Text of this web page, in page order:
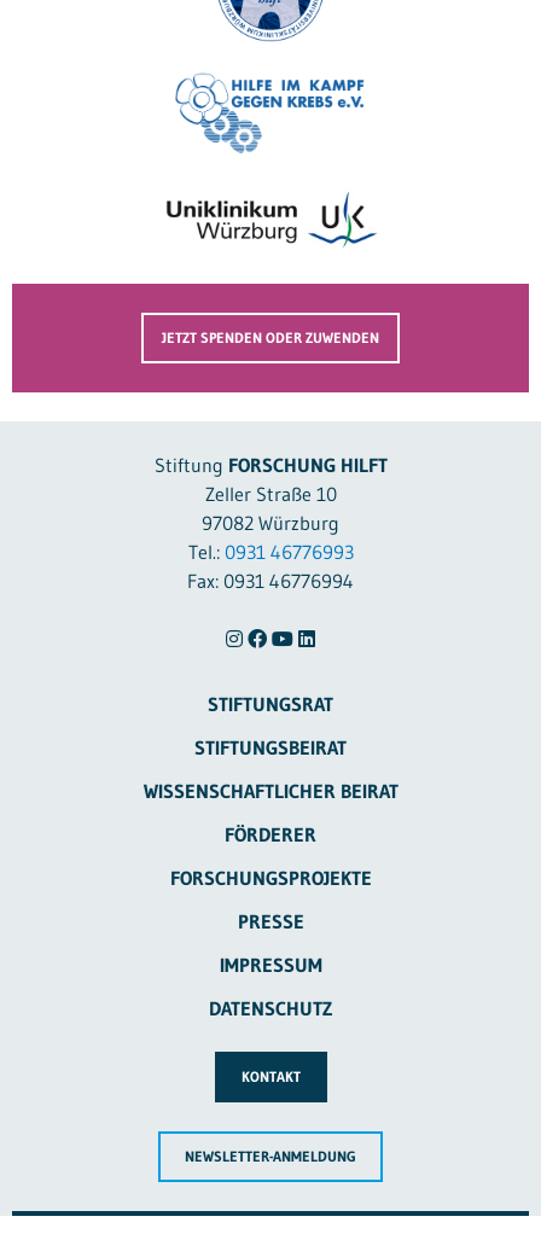
JETZT SPENDEN ODER ZUWENDEN
Stiftung FORSCHUNG HILFT
Zeller Straße 10
97082 Würzburg
Tel.: 0931 46776993
Fax: 0931 46776994
STIFTUNGSRAT
STIFTUNGSBEIRAT
WISSENSCHAFTLICHER BEIRAT
FÖRDERER
FORSCHUNGSPROJEKTE
PRESSE
IMPRESSUM
DATENSCHUTZ
KONTAKT
NEWSLETTER-ANMELDUNG